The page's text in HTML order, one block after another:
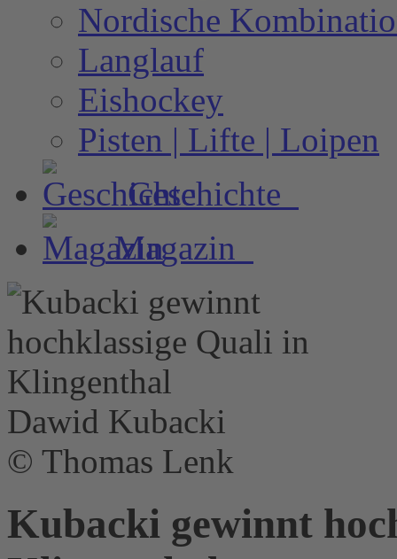
Nordische
Langlauf
Eishockey
Pisten | Lifte | Loipen
Geschichte
Magazin
Dawid Kubacki
© Thomas Lenk
Kubacki gewinnt